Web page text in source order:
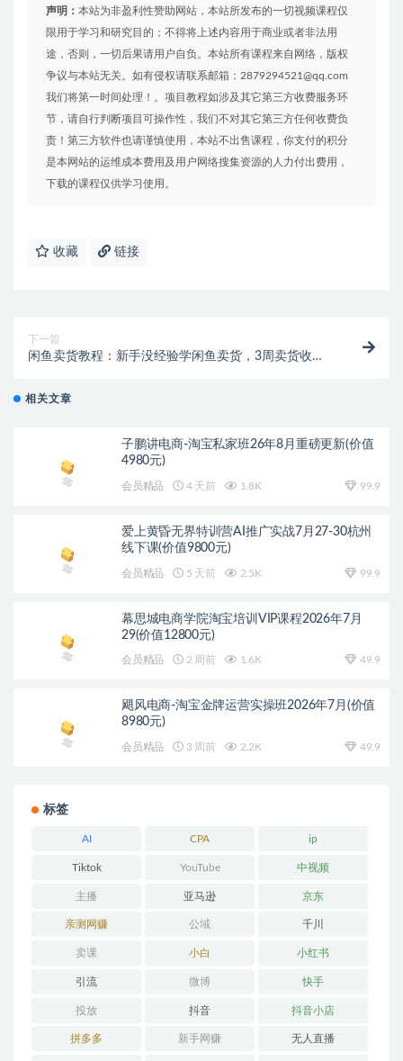
声明： 本站为非盈利性赞助网站，本站所发布的一切视频课程仅
限用于学习和研究目的；不得将上述内容用于商业或者非法用
途，否则，一切后果请用户自负。本站所有课程来自网络，版权
争议与本站无关。如有侵权请联系邮箱：2879294521@qq.com
我们将第一时间处理！。项目教程如涉及其它第三方收费服务环
节，请自行判断项目可操作性，我们不对其它第三方任何收费负
责！第三方软件也请谨慎使用，本站不出售课程，你支付的积分
是本网站的运维成本费用及用户网络搜集资源的人力付出费用，
下载的课程仅供学习使用。
收藏 链接
下一篇
闲鱼卖货教程：新手没经验学闲鱼卖货，3周卖货收入2
相关文章
子鹏讲电商-淘宝私家班26年8月重磅更新(价值
4980元)
会员精品 4 天前 1.8K 99.9
爱上黄昏无界特训营AI推广实战7月27-30杭州
线下课(价值9800元)
会员精品 5 天前 2.5K 99.9
幕思城电商学院淘宝培训VIP课程2026年7月
29(价值12800元)
会员精品 2 周前 1.6K 49.9
飓风电商-淘宝金牌运营实操班2026年7月(价值
8980元)
会员精品 3 周前 2.2K 49.9
标签
AI CPA ip
Tiktok YouTube 中视频
主播 亚马逊 京东
亲测网赚 公域 千川
卖课 小白 小红书
引流 微博 快手
投放 抖音 抖音小店
拼多多 新手网赚 无人直播